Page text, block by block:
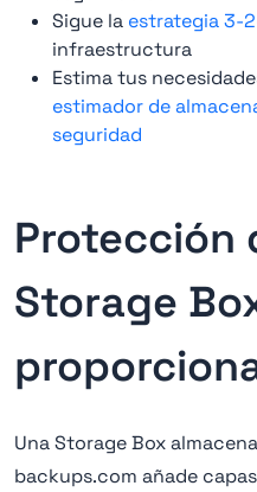
Sigue la estrategia 3-
infraestructura
Estima tus
estimador de
seguridad
Protección
Storage
Una Storage Box
backups.com añade